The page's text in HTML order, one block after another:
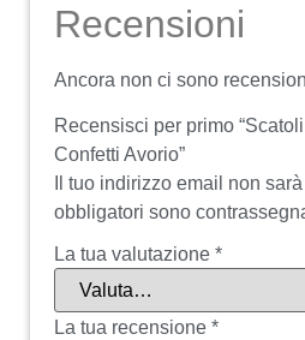
Recensioni
Ancora non ci sono
Recensisci per primo
Confetti Avorio”
Il tuo indirizzo email non
obbligatori sono
La tua valutazione *
La tua recensione *